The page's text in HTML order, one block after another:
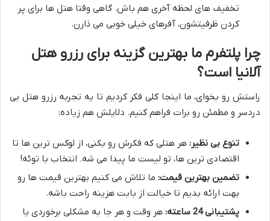
تخفیف های لحظه آخری هم باش. گاهی وقتا هتل ها برای پر
کردن ظرفیتشون، آفرهای خیلی خوبی می ذارن.
چرا پلتفرم ما بهترین گزینه برای رزرو هتل
آلانیا است؟
راستش رو بخوای، ما اینجا کلی فکر کردیم تا یه تجربه رزرو هتل بی
دردسر و مطمئن رو برات فراهم کنیم. دلایلش هم زیاده:
تنوع بی نظیر: هر هتلی که فکرش رو بکنی، از لوکس ترین ها تا
اقتصادی ترین ها، تو لیست ما پیدا می شه. انتخاب با توئه!
تضمین بهترین قیمت: ما تلاش می کنیم بهترین قیمت ها رو
بهت ارائه بدیم تا خیالت از بابت هزینه راحت باشه.
پشتیبانی 24 ساعته:
هر وقت و هر جا به مشکلی برخوردی یا